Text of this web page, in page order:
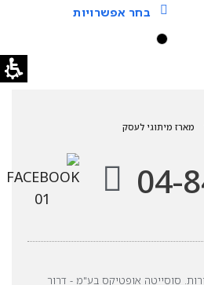
בחר אפשרויות
מארז מיתוגי לעסק
04-
שמורות. סוסייטה אופטיקס בע"מ - דרור